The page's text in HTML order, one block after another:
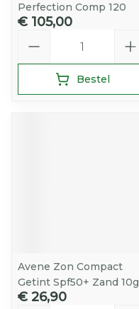
Perfection Comp 120
€ 105,00
Bestel
Avene Zon Compact
Getint Spf50+ Zand 10g
€ 26,90